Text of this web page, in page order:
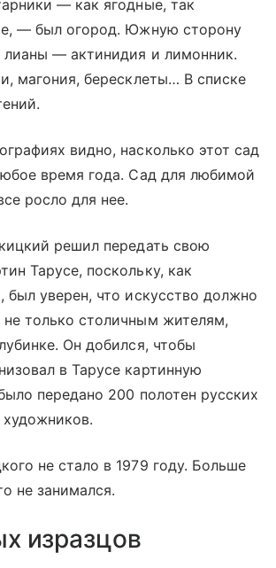
— как ягодные, так
— был огород. Южную сторону
лианы — актинидия и лимонник.
магония, бересклеты… В списке
видно, насколько этот сад
время года. Сад для любимой
росло для нее.
решил передать свою
Тарусе, поскольку, как
был уверен, что искусство должно
только столичным жителям,
Он добился, чтобы
в Тарусе картинную
передано 200 полотен русских
не стало в 1979 году. Больше
не занимался.
изразцов